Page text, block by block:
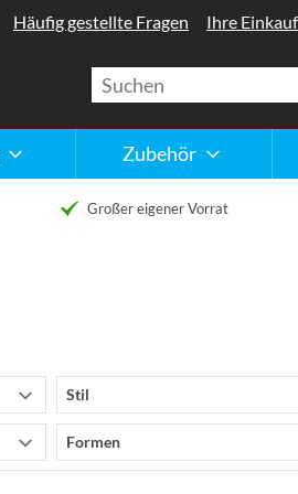
Zubehör
Häufig gestellte Fragen Ihre
Großer eigener Vorrat
Stil
Formen